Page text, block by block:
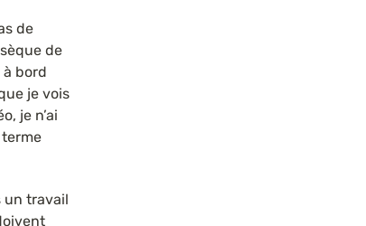
de
de
bord
je vois
je n’ai
un travail